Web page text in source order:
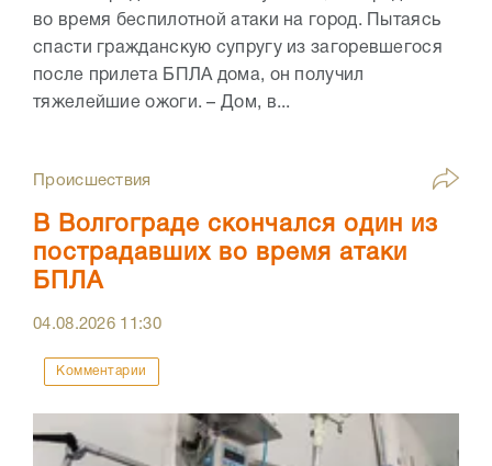
во время беспилотной атаки на город. Пытаясь
спасти гражданскую супругу из загоревшегося
после прилета БПЛА дома, он получил
тяжелейшие ожоги. – Дом, в...
Происшествия
В Волгограде скончался один из
пострадавших во время атаки
БПЛА
04.08.2026 11:30
Комментарии